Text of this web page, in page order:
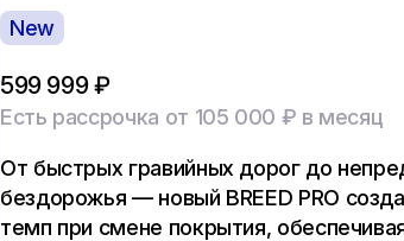
New
599 999 ₽
Есть рассрочка от 105 000 ₽ в месяц
От быстрых гравийных дорог до
бездорожья — новый BREED PRO
темп при смене покрытия,